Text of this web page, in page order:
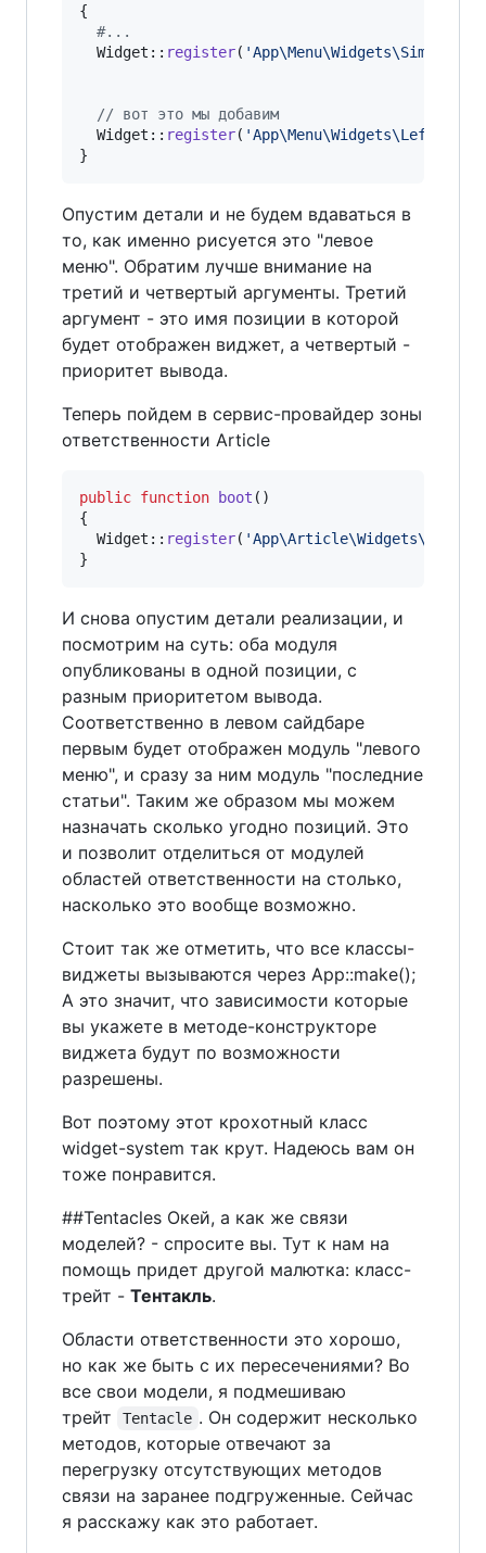
{
#...
  Widget::
register( '
// вот это мы добавим
  Widget::
register( '
}
Опустим детали и не будем вдаваться в
то, как именно рисуется это "левое
меню". Обратим лучше внимание на
третий и четвертый аргументы. Третий
аргумент - это имя позиции в которой
будет отображен виджет, а четвертый -
приоритет вывода.
Теперь пойдем в сервис-провайдер зоны
ответственности Article
public function boot ()
{
  Widget::
register( '
}
И снова опустим детали реализации, и
посмотрим на суть: оба модуля
опубликованы в одной позиции, с
разным приоритетом вывода.
Соответственно в левом сайдбаре
первым будет отображен модуль "левого
меню", и сразу за ним модуль "последние
статьи". Таким же образом мы можем
назначать сколько угодно позиций. Это
и позволит отделиться от модулей
областей ответственности на столько,
насколько это вообще возможно.
Стоит так же отметить, что все классы-
виджеты вызываются через App::make();
А это значит, что зависимости которые
вы укажете в методе-конструкторе
виджета будут по возможности
разрешены.
Вот поэтому этот крохотный класс
widget-system так крут. Надеюсь вам он
тоже понравится.
##Tentacles Окей, а как же связи
моделей? - спросите вы. Тут к нам на
помощь придет другой малютка: класс-
трейт - Тентакль.
Области ответственности это хорошо,
но как же быть с их пересечениями? Во
все свои модели, я подмешиваю
трейт
Tentacle . Он содержит несколько
методов, которые отвечают за
перегрузку отсутствующих методов
связи на заранее подгруженные. Сейчас
я расскажу как это работает.